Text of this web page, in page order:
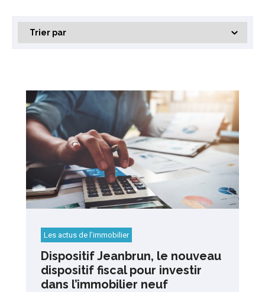
Les actus de l’immobilier
Dispositif Jeanbrun, le nouveau
dispositif fiscal pour investir
dans l’immobilier neuf